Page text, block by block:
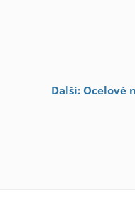
Další: Ocelové